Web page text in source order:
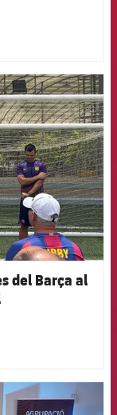
badge
del Barça al
badge